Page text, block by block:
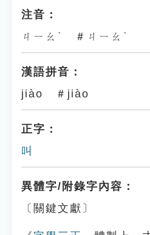
注音：
ㄐㄧㄠˋ ＃ㄐㄧㄠˋ
漢語拼音：
jiào ＃jiào
正字：
叫
異體字/附錄字內容：
〔關鍵文獻〕